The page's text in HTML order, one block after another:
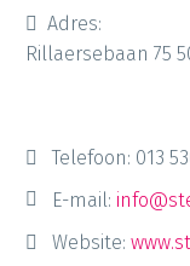
Adres:
Rillaersebaan 75
Telefoon: 013
E-mail:
Website: